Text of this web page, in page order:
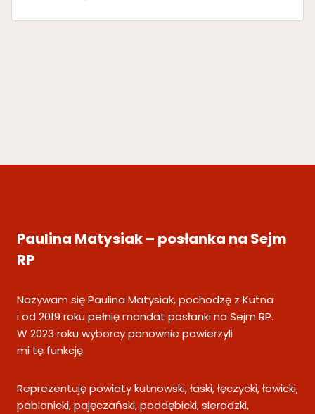
Paulina Matysiak – posłanka na Sejm
RP
Nazywam się Paulina Matysiak, pochodzę z Kutna
i od 2019 roku pełnię mandat posłanki na Sejm RP.
W 2023 roku wyborcy ponownie powierzyli
mi tę funkcję.
Reprezentuję powiaty kutnowski, łaski, łęczycki, łowicki,
pabianicki, pajęczański, poddębicki, sieradzki,